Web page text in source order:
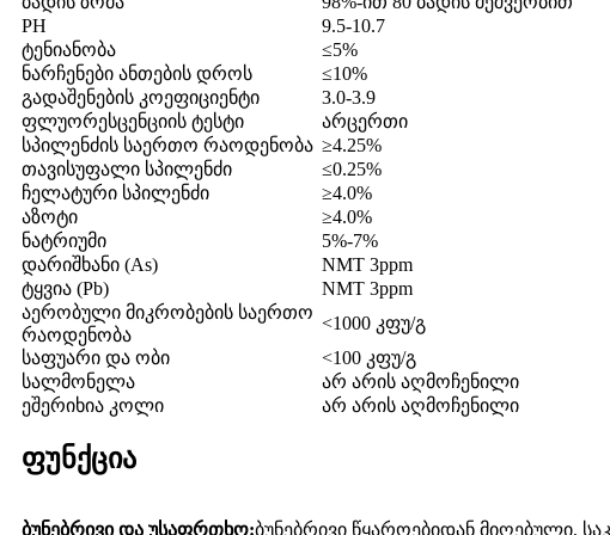
PH
9.5-10.7
ტენიანობა
≤5%
ნარჩენები ანთების დროს
≤10%
გადაშენების კოეფიციენტი
3.0-3.9
ფლუორესცენციის ტესტი
არცერთი
სპილენძის საერთო რაოდენობა ≥4.25%
თავისუფალი სპილენძი
≤0.25%
ჩელატური სპილენძი
≥4.0%
აზოტი
≥4.0%
ნატრიუმი
5%-7%
დარიშხანი (As)
NMT 3ppm
ტყვია (Pb)
NMT 3ppm
აერობული მიკრობების საერთო
რაოდენობა
<1000 კფუ/გ
საფუარი და ობი
<100 კფუ/გ
სალმონელა
არ არის აღმოჩენილი
ეშერიხია კოლი
არ არის აღმოჩენილი
ფუნქცია
ბუნებრივი და უსაფრთხო:ბუნებრივი წყაროებიდან მიღებული,